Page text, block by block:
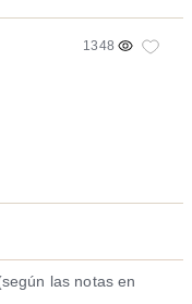
1348
las notas en